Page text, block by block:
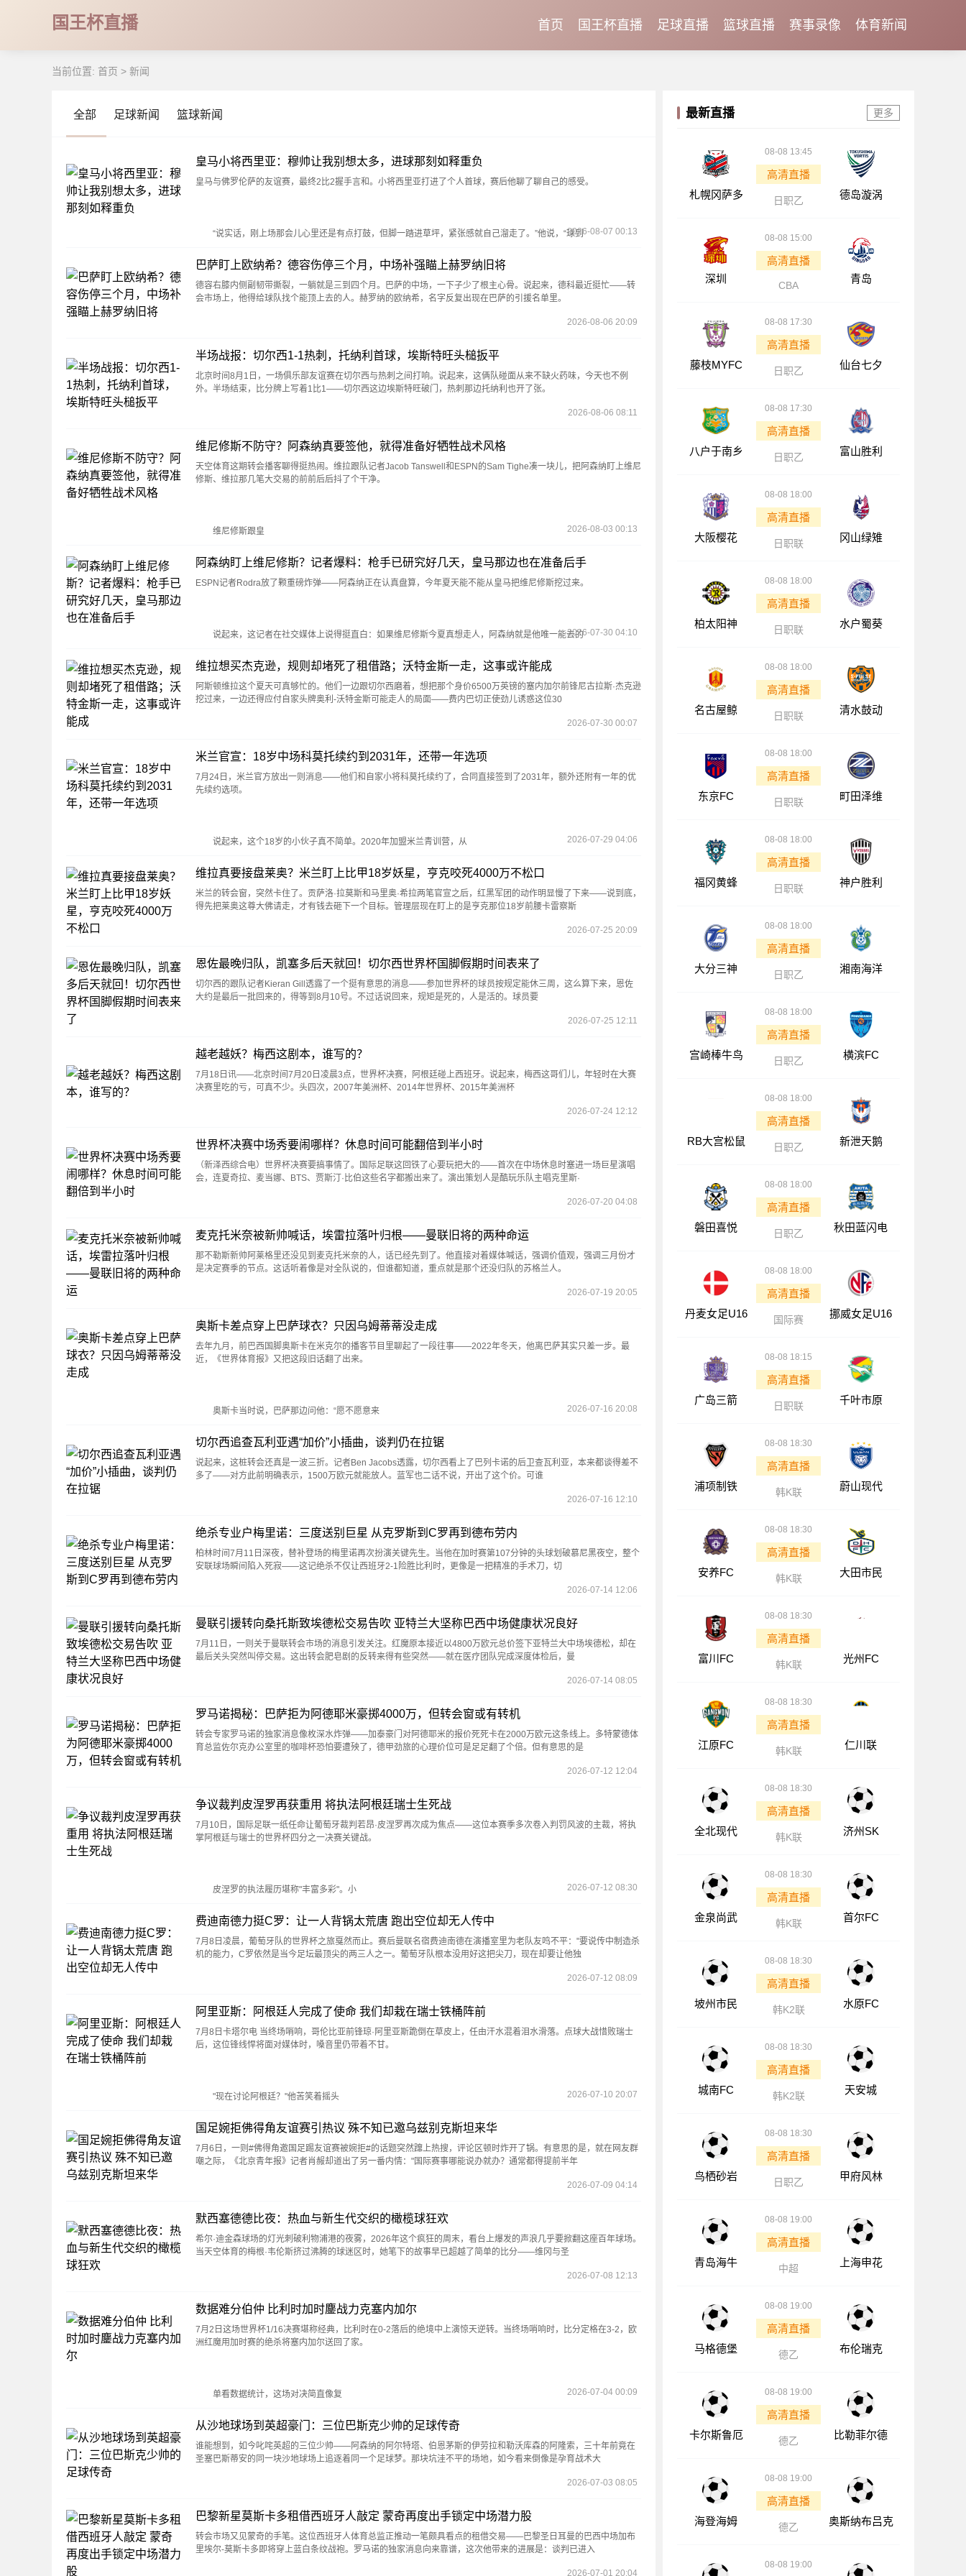
国王杯直播 首页 国王杯直播 足球直播 篮球直播 赛事录像 体育新闻
当前位置: 首页 > 新闻
全部 足球新闻 篮球新闻
皇马小将西里亚：穆帅让我别想太多，进球那刻如释重负
皇马与佛罗伦萨的友谊赛，最终2比2握手言和。小将西里亚打进了个人首球，赛后他聊了聊自己的感受。
“说实话，刚上场那会儿心里还是有点打鼓，但脚一踏进草坪，紧张感就自己溜走了。”他说，“球到2026-08-07 00:13
巴萨盯上欧纳希？德容伤停三个月，中场补强瞄上赫罗纳旧将
德容右膝内侧副韧带撕裂，一躺就是三到四个月。巴萨的中场，一下子少了根主心骨。说起来，德科最近挺忙——转
会市场上，他得给球队找个能顶上去的人。赫罗纳的欧纳希，名字反复出现在巴萨的引援名单里。
2026-08-06 20:09
半场战报：切尔西1-1热刺，托纳利首球，埃斯特旺头槌扳平
北京时间8月1日，一场俱乐部友谊赛在切尔西与热刺之间打响。说起来，这俩队碰面从来不缺火药味，今天也不例
外。半场结束，比分牌上写着1比1——切尔西这边埃斯特旺破门，热刺那边托纳利也开了张。
2026-08-06 08:11
维尼修斯不防守？阿森纳真要签他，就得准备好牺牲战术风格
天空体育这期转会播客聊得挺热闹。维拉跟队记者Jacob Tanswell和ESPN的Sam Tighe凑一块儿，把阿森纳盯上维尼
修斯、维拉那几笔大交易的前前后后抖了个干净。
维尼修斯跟皇 2026-08-03 00:13
阿森纳盯上维尼修斯？记者爆料：枪手已研究好几天，皇马那边也在准备后手
ESPN记者Rodra放了颗重磅炸弹——阿森纳正在认真盘算，今年夏天能不能从皇马把维尼修斯挖过来。
说起来，这记者在社交媒体上说得挺直白：如果维尼修斯今夏真想走人，阿森纳就是他唯一能去的2026-07-30 04:10
维拉想买杰克逊，规则却堵死了租借路；沃特金斯一走，这事或许能成
阿斯顿维拉这个夏天可真够忙的。他们一边跟切尔西磨着，想把那个身价6500万英镑的塞内加尔前锋尼古拉斯·杰克逊
挖过来，一边还得应付自家头牌奥利-沃特金斯可能走人的局面——费内巴切正使劲儿诱惑这位30
2026-07-30 00:07
米兰官宣：18岁中场科莫托续约到2031年，还带一年选项
7月24日，米兰官方放出一则消息——他们和自家小将科莫托续约了，合同直接签到了2031年，额外还附有一年的优
先续约选项。
说起来，这个18岁的小伙子真不简单。2020年加盟米兰青训营，从 2026-07-29 04:06
维拉真要接盘莱奥？米兰盯上比甲18岁妖星，亨克咬死4000万不松口
米兰的转会窗，突然卡住了。贡萨洛·拉莫斯和马里奥·希拉两笔官宣之后，红黑军团的动作明显慢了下来——说到底，
得先把莱奥这尊大佛请走，才有钱去砸下一个目标。管理层现在盯上的是亨克那位18岁前腰卡雷察斯
2026-07-25 20:09
恩佐最晚归队，凯塞多后天就回！切尔西世界杯国脚假期时间表来了
切尔西的跟队记者Kieran Gill透露了一个挺有意思的消息——参加世界杯的球员按规定能休三周，这么算下来，恩佐
大约是最后一批回来的，得等到8月10号。不过话说回来，规矩是死的，人是活的。球员要
2026-07-25 12:11
越老越妖？梅西这剧本，谁写的？
7月18日讯——北京时间7月20日凌晨3点，世界杯决赛，阿根廷碰上西班牙。说起来，梅西这哥们儿，年轻时在大赛
决赛里吃的亏，可真不少。头四次，2007年美洲杯、2014年世界杯、2015年美洲杯
2026-07-24 12:12
世界杯决赛中场秀要闹哪样？休息时间可能翻倍到半小时
（新泽西综合电）世界杯决赛要搞事情了。国际足联这回铁了心要玩把大的——首次在中场休息时塞进一场巨星演唱
会，连夏奇拉、麦当娜、BTS、贾斯汀·比伯这些名字都搬出来了。演出策划人是酷玩乐队主唱克里斯·
2026-07-20 04:08
麦克托米奈被新帅喊话，埃雷拉落叶归根——曼联旧将的两种命运
那不勒斯新帅阿莱格里还没见到麦克托米奈的人，话已经先到了。他直接对着媒体喊话，强调价值观，强调三月份才
是决定赛季的节点。这话听着像是对全队说的，但谁都知道，重点就是那个还没归队的苏格兰人。
2026-07-19 20:05
奥斯卡差点穿上巴萨球衣？只因乌姆蒂蒂没走成
去年九月，前巴西国脚奥斯卡在米克尔的播客节目里聊起了一段往事——2022年冬天，他离巴萨其实只差一步。最
近，《世界体育报》又把这段旧话翻了出来。
奥斯卡当时说，巴萨那边问他：“愿不愿意来 2026-07-16 20:08
切尔西追查瓦利亚遇“加价”小插曲，谈判仍在拉锯
说起来，这桩转会还真是一波三折。记者Ben Jacobs透露，切尔西看上了巴列卡诺的后卫查瓦利亚，本来都谈得差不
多了——对方此前明确表示，1500万欧元就能放人。蓝军也二话不说，开出了这个价。可谁
2026-07-16 12:10
绝杀专业户梅里诺：三度送别巨星 从克罗斯到C罗再到德布劳内
柏林时间7月11日深夜，替补登场的梅里诺再次扮演关键先生。当他在加时赛第107分钟的头球划破慕尼黑夜空，整个
安联球场瞬间陷入死寂——这记绝杀不仅让西班牙2-1险胜比利时，更像是一把精准的手术刀，切
2026-07-14 12:06
曼联引援转向桑托斯致埃德松交易告吹 亚特兰大坚称巴西中场健康状况良好
7月11日，一则关于曼联转会市场的消息引发关注。红魔原本接近以4800万欧元总价签下亚特兰大中场埃德松，却在
最后关头突然叫停交易。这出转会肥皂剧的反转来得有些突然——就在医疗团队完成深度体检后，曼
2026-07-14 08:05
罗马诺揭秘：巴萨拒为阿德耶米豪掷4000万，但转会窗或有转机
转会专家罗马诺的独家消息像枚深水炸弹——加泰豪门对阿德耶米的报价死死卡在2000万欧元这条线上。多特蒙德体
育总监佐尔克办公室里的咖啡杯恐怕要遭殃了，德甲劲旅的心理价位可是足足翻了个倍。但有意思的是
2026-07-12 12:04
争议裁判皮涅罗再获重用 将执法阿根廷瑞士生死战
7月10日，国际足联一纸任命让葡萄牙裁判若昂·皮涅罗再次成为焦点——这位本赛季多次卷入判罚风波的主裁，将执
掌阿根廷与瑞士的世界杯四分之一决赛关键战。
皮涅罗的执法履历堪称"丰富多彩"。小 2026-07-12 08:30
费迪南德力挺C罗：让一人背锅太荒唐 跑出空位却无人传中
7月8日凌晨，葡萄牙队的世界杯之旅戛然而止。赛后曼联名宿费迪南德在演播室里为老队友鸣不平："要说传中制造杀
机的能力，C罗依然是当今足坛最顶尖的两三人之一。葡萄牙队根本没用好这把尖刀，现在却要让他独
2026-07-12 08:09
阿里亚斯：阿根廷人完成了使命 我们却栽在瑞士铁桶阵前
7月8日卡塔尔电 当终场哨响，哥伦比亚前锋琼·阿里亚斯跪倒在草皮上，任由汗水混着泪水滑落。点球大战惜败瑞士
后，这位锋线悍将面对媒体时，嗓音里仍带着不甘。
"现在讨论阿根廷？"他苦笑着摇头 2026-07-10 20:07
国足婉拒佛得角友谊赛引热议 殊不知已邀乌兹别克斯坦来华
7月6日，一则#佛得角邀国足踢友谊赛被婉拒#的话题突然蹿上热搜，评论区顿时炸开了锅。有意思的是，就在网友群
嘲之际，《北京青年报》记者肖赧却道出了另一番内情："国际赛事哪能说办就办？通常都得提前半年
2026-07-09 04:14
默西塞德德比夜：热血与新生代交织的橄榄球狂欢
希尔·迪金森球场的灯光刺破利物浦港的夜雾，2026年这个疯狂的周末，看台上爆发的声浪几乎要掀翻这座百年球场。
当天空体育的梅根·韦伦斯挤过沸腾的球迷区时，她笔下的故事早已超越了简单的比分——维冈与圣
2026-07-08 12:13
数据难分伯仲 比利时加时鏖战力克塞内加尔
7月2日这场世界杯1/16决赛堪称经典，比利时在0-2落后的绝境中上演惊天逆转。当终场哨响时，比分定格在3-2，欧
洲红魔用加时赛的绝杀将塞内加尔送回了家。
单看数据统计，这场对决简直像复 2026-07-04 00:09
从沙地球场到英超豪门：三位巴斯克少帅的足球传奇
谁能想到，如今叱咤英超的三位少帅——阿森纳的阿尔特塔、伯恩茅斯的伊劳拉和勒沃库森的阿隆索，三十年前竟在
圣塞巴斯蒂安的同一块沙地球场上追逐着同一个足球梦。那块坑洼不平的场地，如今看来倒像是孕育战术大
2026-07-03 08:05
巴黎新星莫斯卡多租借西班牙人敲定 蒙奇再度出手锁定中场潜力股
转会市场又见蒙奇的手笔。这位西班牙人体育总监正推动一笔颇具看点的租借交易——巴黎圣日耳曼的巴西中场加布
里埃尔-莫斯卡多即将穿上蓝白条纹战袍。罗马诺的独家消息向来靠谱，这次他带来的进展是：谈判已进入
2026-07-01 20:04
最新直播 更多
札幌冈萨多
08-08 13:45
高清直播
日职乙
德岛漩涡
深圳
08-08 15:00
高清直播
CBA
青岛
藤枝MYFC
08-08 17:30
高清直播
日职乙
仙台七夕
八户于南乡
08-08 17:30
高清直播
日职乙
富山胜利
大阪樱花
08-08 18:00
高清直播
日职联
冈山绿雉
柏太阳神
08-08 18:00
高清直播
日职联
水户蜀葵
名古屋鲸
08-08 18:00
高清直播
日职联
清水鼓动
东京FC
08-08 18:00
高清直播
日职联
町田泽维
福冈黄蜂
08-08 18:00
高清直播
日职联
神户胜利
大分三神
08-08 18:00
高清直播
日职乙
湘南海洋
宫崎棒牛鸟
08-08 18:00
高清直播
日职乙
横滨FC
RB大宫松鼠
08-08 18:00
高清直播
日职乙
新泄天鹅
磐田喜悦
08-08 18:00
高清直播
日职乙
秋田蓝闪电
丹麦女足U16
08-08 18:00
高清直播
国际赛
挪威女足U16
广岛三箭
08-08 18:15
高清直播
日职联
千叶市原
浦项制铁
08-08 18:30
高清直播
韩K联
蔚山现代
安养FC
08-08 18:30
高清直播
韩K联
大田市民
富川FC
08-08 18:30
高清直播
韩K联
光州FC
江原FC
08-08 18:30
高清直播
韩K联
仁川联
全北现代
08-08 18:30
高清直播
韩K联
济州SK
金泉尚武
08-08 18:30
高清直播
韩K联
首尔FC
坡州市民
08-08 18:30
高清直播
韩K2联
水原FC
城南FC
08-08 18:30
高清直播
韩K2联
天安城
鸟栖砂岩
08-08 18:30
高清直播
日职乙
甲府风林
青岛海牛
08-08 19:00
高清直播
中超
上海申花
马格德堡
08-08 19:00
高清直播
德乙
布伦瑞克
卡尔斯鲁厄
08-08 19:00
高清直播
德乙
比勒菲尔德
海登海姆
08-08 19:00
高清直播
德乙
奥斯纳布吕克
08-08 19:00